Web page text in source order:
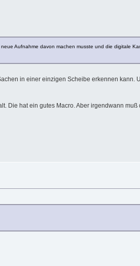
Aufnahme davon machen musste und die digitale
in einer einzigen Scheibe erkennen kann.
Die hat ein gutes Macro. Aber irgendwann